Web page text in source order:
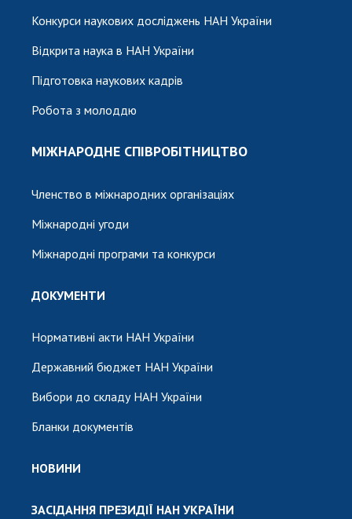
Конкурси наукових досліджень НАН України
Відкрита наука в НАН України
Підготовка наукових кадрів
Робота з молоддю
МІЖНАРОДНЕ СПІВРОБІТНИЦТВО
Членство в міжнародних організаціях
Міжнародні угоди
Міжнародні програми та конкурси
ДОКУМЕНТИ
Нормативні акти НАН України
Державний бюджет НАН України
Вибори до складу НАН України
Бланки документів
НОВИНИ
ЗАСІДАННЯ ПРЕЗИДІЇ НАН УКРАЇНИ